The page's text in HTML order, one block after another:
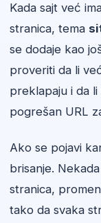
Kada sajt već
stranica, tema
se dodaje kao
proveriti da li
preklapaju i da
pogrešan URL
Ako se pojavi
brisanje.
stranica,
tako da svaka